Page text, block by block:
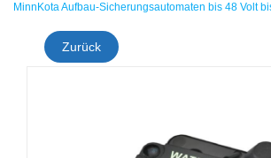
MinnKota Aufbau-Sicherungsautomaten bis 48 Volt
Zurück